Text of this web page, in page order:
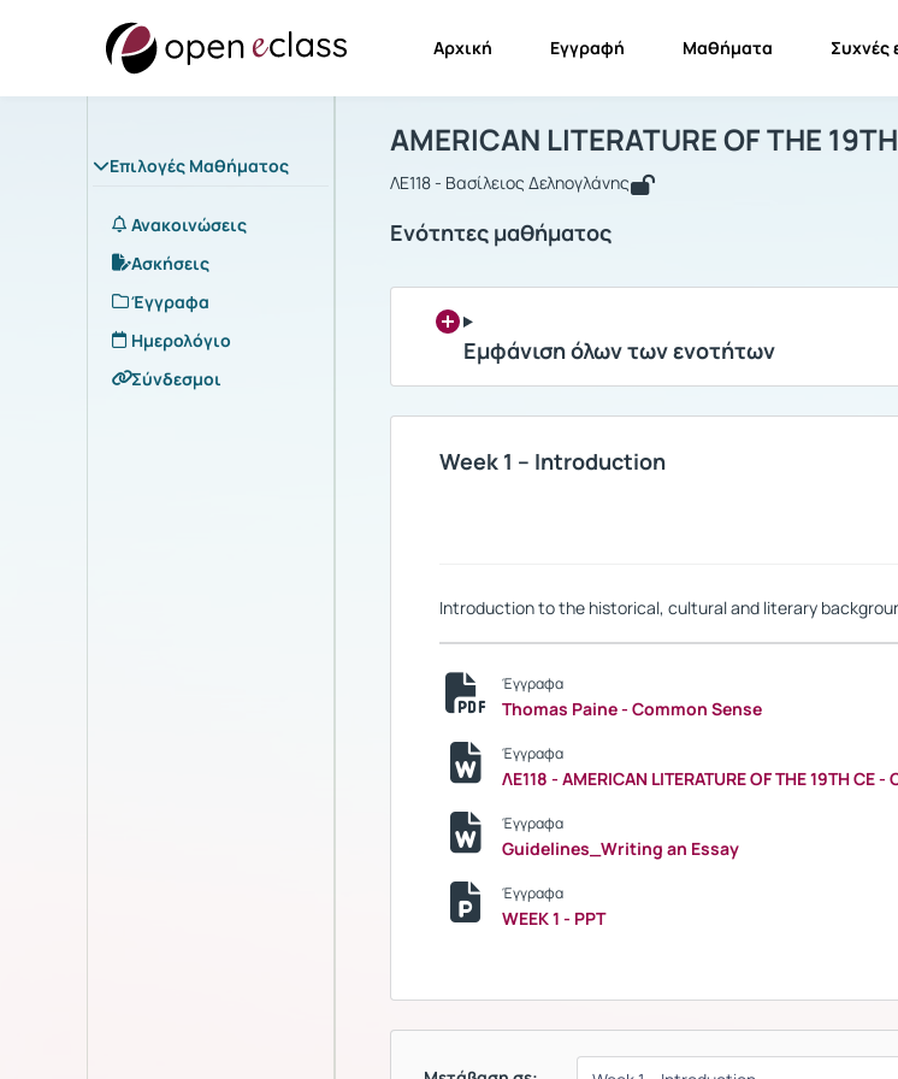
Αρχική Εγγραφή Μαθήματα Συχνές
Επιλογές Μαθήματος
Ανακοινώσεις
Ασκήσεις
Έγγραφα
Ημερολόγιο
Σύνδεσμοι
Μάθημα : AMERICAN LITERATURE
AMERICAN LITERATURE OF THE
ΛΕ118 - Βασίλειος Δεληογλάνης
Ενότητες μαθήματος
Εμφάνιση όλων των ενοτήτων
Week 1 – Introduction
Introduction to the historical, cultural and literary
Έγγραφα
Thomas Paine - Common Sense
Έγγραφα
ΛΕ118 - AMERICAN LITERATURE OF THE 19TH CE -
Έγγραφα
Guidelines_Writing an Essay
Έγγραφα
WEEK 1 - PPT